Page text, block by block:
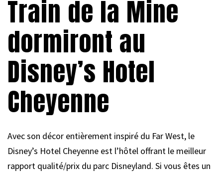
Train de la Mine
dormiront au
Disney’s Hotel
Cheyenne
Avec son décor entièrement inspiré du Far West, le
Disney’s Hotel Cheyenne est l’hôtel offrant le meilleur
rapport qualité/prix du parc Disneyland. Si vous êtes un